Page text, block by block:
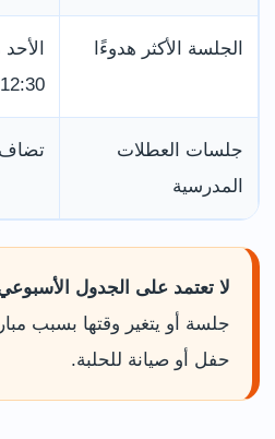
الجلسة الأكثر هدوءًا
12:30 ظهرًا
جلسات العطلات
المدرسية
تضاف
لا تعتمد على الجدول
جلسة أو يتغير وقتها بسبب
حفل أو صيانة للحلبة.